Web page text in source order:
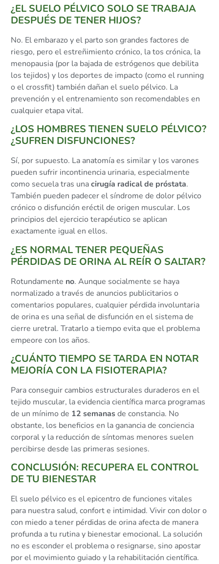
¿EL SUELO PÉLVICO SOLO SE TRABAJA
DESPUÉS DE TENER HIJOS?
No. El embarazo y el parto son grandes factores de
riesgo, pero el estreñimiento crónico, la tos crónica, la
menopausia (por la bajada de estrógenos que debilita
los tejidos) y los deportes de impacto (como el running
o el crossfit) también dañan el suelo pélvico. La
prevención y el entrenamiento son recomendables en
cualquier etapa vital.
¿LOS HOMBRES TIENEN SUELO PÉLVICO?
¿SUFREN DISFUNCIONES?
Sí, por supuesto. La anatomía es similar y los varones
pueden sufrir incontinencia urinaria, especialmente
como secuela tras unacirugía radical de próstata.
También pueden padecer el síndrome de dolor pélvico
crónico o disfunción eréctil de origen muscular. Los
principios del ejercicio terapéutico se aplican
exactamente igual en ellos.
¿ES NORMAL TENER PEQUEÑAS
PÉRDIDAS DE ORINA AL REÍR O SALTAR?
Rotundamente no. Aunque socialmente se haya
normalizado a través de anuncios publicitarios o
comentarios populares, cualquier pérdida involuntaria
de orina es una señal de disfunción en el sistema de
cierre uretral. Tratarlo a tiempo evita que el problema
empeore con los años.
¿CUÁNTO TIEMPO SE TARDA EN NOTAR
MEJORÍA CON LA FISIOTERAPIA?
Para conseguir cambios estructurales duraderos en el
tejido muscular, la evidencia científica marca programas
de un mínimo de 12 semanasde constancia. No
obstante, los beneficios en la ganancia de conciencia
corporal y la reducción de síntomas menores suelen
percibirse desde las primeras sesiones.
CONCLUSIÓN: RECUPERA EL CONTROL
DE TU BIENESTAR
El suelo pélvico es el epicentro de funciones vitales
para nuestra salud, confort e intimidad. Vivir con dolor o
con miedo a tener pérdidas de orina afecta de manera
profunda a tu rutina y bienestar emocional. La solución
no es esconder el problema o resignarse, sino apostar
por el movimiento guiado y la rehabilitación científica.